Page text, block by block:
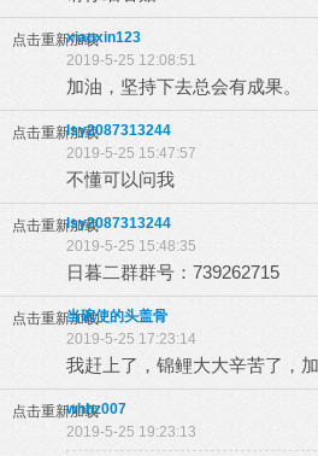
点击重新加载xiaoxin123
2019-5-25 12:08:51
加油，坚持下去总会有成果。
点击重新加载lsy2087313244
2019-5-25 15:47:57
不懂可以问我
点击重新加载lsy2087313244
2019-5-25 15:48:35
日暮二群群号：739262715
点击重新加载当碗使的头盖骨
2019-5-25 17:23:14
我赶上了，锦鲤大大辛苦了，
点击重新加载whhz007
2019-5-25 19:23:13